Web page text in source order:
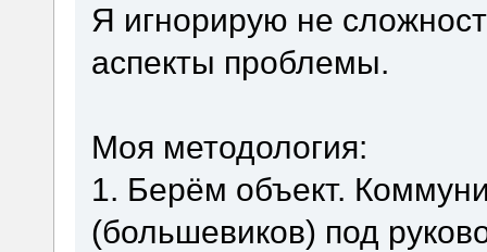
Я игнорирую не
аспекты проблемы.
Моя методология:
1. Берём объект.
(большевиков) под